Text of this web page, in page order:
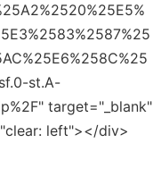
st.A-
target="_blank"
left"></div>